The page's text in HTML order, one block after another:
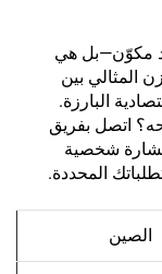
مكوّن—بل هي
المثالي بين
البارزة.
اتصل بفريق
شخصية
المحددة.
الصين